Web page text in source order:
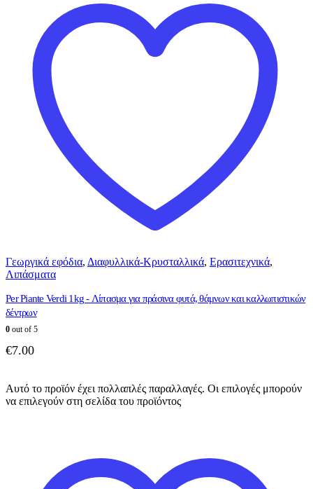
Γεωργικά εφόδια, Διαφυλλικά-Κρυσταλλικά, Ερασιτεχνικά,
Λιπάσματα
Per Piante Verdi 1kg - Λίπασμα για πράσινα φυτά, θάμνων και καλλωπιστικών
δέντρων
0 out of 5
€7.00
Αυτό το προϊόν έχει πολλαπλές παραλλαγές. Οι επιλογές μπορούν
να επιλεγούν στη σελίδα του προϊόντος